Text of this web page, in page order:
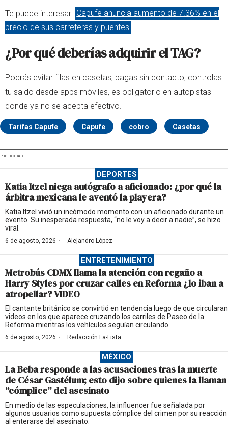
Te puede interesar: Capufe anuncia aumento de 7.36% en el
precio de sus carreteras y puentes
¿Por qué deberías adquirir el TAG?
Podrás evitar filas en casetas, pagas sin contacto, controlas
tu saldo desde apps móviles, es obligatorio en autopistas
donde ya no se acepta efectivo.
Tarifas Capufe Capufe cobro Casetas
PUBLICIDAD
DEPORTES
Katia Itzel niega autógrafo a aficionado: ¿por qué la
árbitra mexicana le aventó la playera?
Katia Itzel vivió un incómodo momento con un aficionado durante un
evento. Su inesperada respuesta, “no le voy a decir a nadie”, se hizo
viral.
6 de agosto, 2026 · Alejandro López
ENTRETENIMIENTO
Metrobús CDMX llama la atención con regaño a
Harry Styles por cruzar calles en Reforma ¿lo iban a
atropellar? VIDEO
El cantante británico se convirtió en tendencia luego de que circularan
videos en los que aparece cruzando los carriles de Paseo de la
Reforma mientras los vehículos seguían circulando
6 de agosto, 2026 · Redacción La-Lista
MÉXICO
La Beba responde a las acusaciones tras la muerte
de César Gastélum; esto dijo sobre quienes la llaman
“cómplice” del asesinato
En medio de las especulaciones, la influencer fue señalada por
algunos usuarios como supuesta cómplice del crimen por su reacción
al enterarse del asesinato.